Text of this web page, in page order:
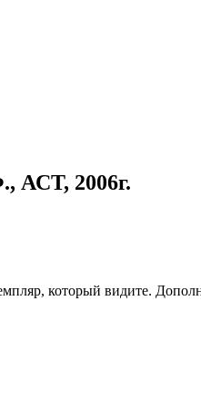
АСТ, 2006г.
который видите.